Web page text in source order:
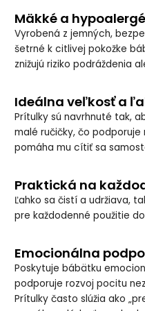
Mäkké a
Vyrobená z jemných,
šetrné k citlivej pokožke
znižujú riziko podráždenia
Ideálna veľkosť a
Prítulky sú navrhnuté tak,
malé ručičky, čo
pomáha mu cítiť sa
Praktická na
Ľahko sa čistí a udržiava,
pre každodenné použitie
Emocionálna
Poskytuje bábätku
podporuje rozvoj pocitu
Prítulky často slúžia ako